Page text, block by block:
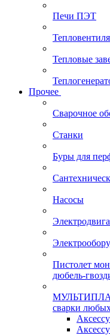
Печи ПЭТ
Тепловые
Прочее
Сварочное
Станки
Буры для
Насосы
Пистолет
дюбель-
МУЛЬТИПЛАЗ
сварки